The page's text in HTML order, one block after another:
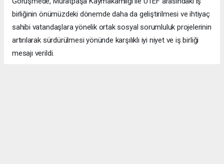
birliğinin önümüzdeki dönemde daha da geliştirilmesi ve ihtiyaç
sahibi vatandaşlara yönelik ortak sosyal sorumluluk projelerinin
artırılarak sürdürülmesi yönünde karşılıklı iyi niyet ve iş birliği
mesajı verildi.